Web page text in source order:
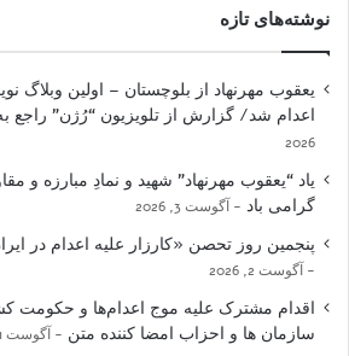
نوشته‌های تازه
یعقوب مهرنهاد از بلوچستان – اولین وبلاگ
اعدام شد/ گزارش از تلویزیون “رُژن” راجع به
2026
یاد “یعقوب مهرنهاد” شهید و نمادِ مبارزه و
گرامی باد
آگوست 3, 2026
پنجمین روز تحصن «کارزار علیه اعدام در
آگوست 2, 2026
اقدام مشترک علیه موج اعدام‌ها و حکومت
سازمان ها و احزاب امضا کننده متن
آگوست 1, 2026